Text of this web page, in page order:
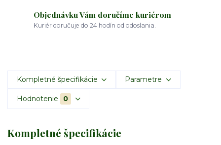
Objednávku Vám doručíme kuriérom
Kuriér doručuje do 24 hodín od odoslania.
Kompletné špecifikácie Parametre
Hodnotenie 0
Kompletné špecifikácie